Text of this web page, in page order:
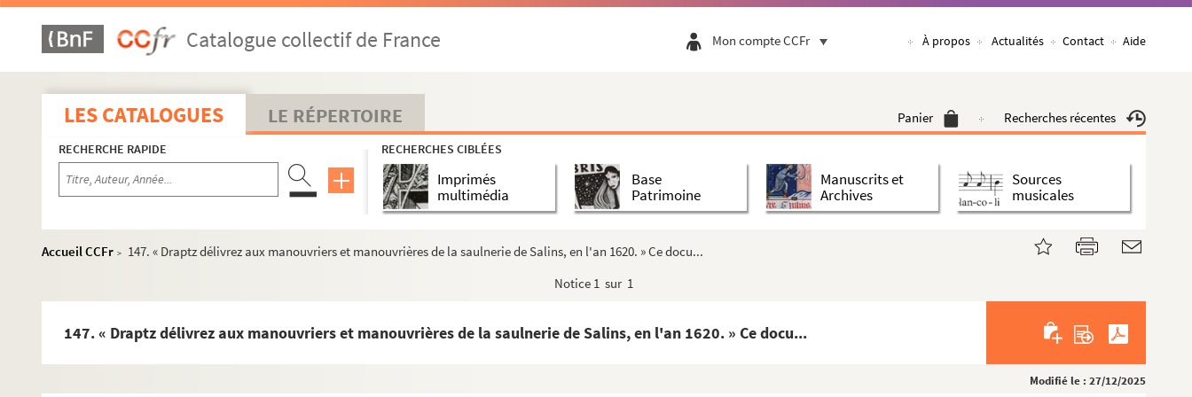
Catalogue collectif de France Mon compte CCFr À propos Actualités Contact Aide
LES CATALOGUES LE RÉPERTOIRE Panier Recherches récentes
RECHERCHE RAPIDE RECHERCHES CIBLÉES
Imprimés
multimédia
Base
Patrimoine
Manuscrits et
Archives
Sources
musicales
Accueil CCFr >
147. « Draptz délivrez aux manouvriers et manouvrières de la saulnerie de Salins, en l'an 1620. » Ce docu...
Notice 1 sur 1
147. « Draptz délivrez aux manouvriers et manouvrières de la saulnerie de Salins, en l'an 1620. » Ce docu...
Modifié le : 27/12/2025
Fol. 198. Contrat du mariage de Jean de Salins, seigneur de Villers-Robert, et de Jeanne, bâtarde de Bavière, ...
Fol. 203. Lettres d'anoblissement accordées par l'empereur Charles-Quint à Guillaume Amyot, bourgeois de Salin...
Fol. 207. « Relation de ce qu'a passé dois le mois de septembre 1611, sur le fait de l'introduction du sel mar...
Fol. 213. « Autre information de ce qui se traita en France, par les fermiers du sel, d'introduire le sel de P...
1. « Catalogue des diverses pièces concernans la ville et saulneries de Salins contenues en ce volume »...
3. « Urbis Salinarum brevis topographia. » (Milieu du XVIIe siècle). Texte de huit pages, écrites pour ...
9. « Extrait de l'inventaire des chartes et tiltres de la ville de Salins, dressé en l'an 1613, au mois...
39. Sommaire des actes de fondation de l'hôpital du Saint-Sépulcre de Salins par Jean de Montaigu (1431-...